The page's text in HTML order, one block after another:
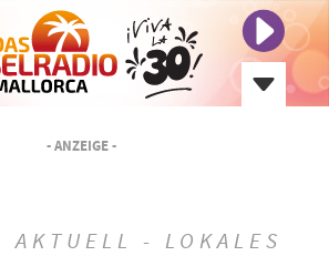
- ANZEIGE -
AKTUELL - LOKALES